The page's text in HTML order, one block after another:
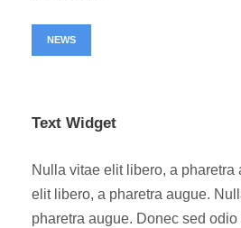
NEWS
Text Widget
Nulla vitae elit libero, a pharetra
elit libero, a pharetra augue.
pharetra augue. Donec sed